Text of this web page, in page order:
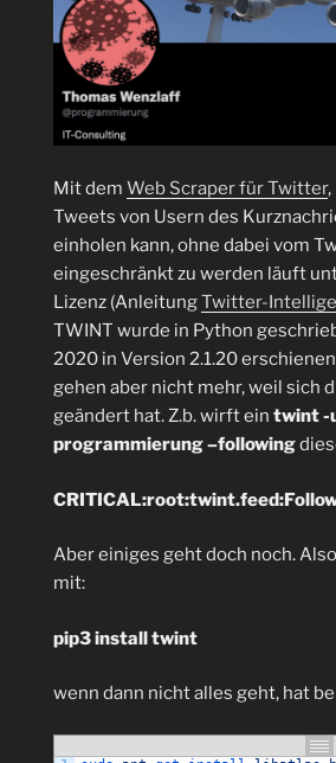
Mit dem Web Scraper für Twitter
Tweets von Usern des
einholen kann, ohne dabei vom
eingeschränkt zu werden läuft
Lizenz (AnleitungTwitter-
TWINT wurde in Python
2020 in Version 2.1.20
gehen aber nicht mehr, weil sich
geändert hat. Z.b. wirft ein twint -
programmierung –following
Aber einiges geht doch noch.
mit:
pip3 install twint
wenn dann nicht alles geht, hat